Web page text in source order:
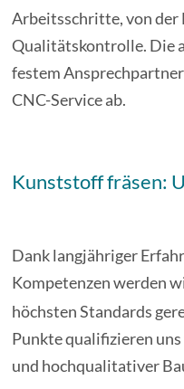
Arbeitsschritte, von der
Qualitätskontrolle. Die
festem
CNC-Service ab.
Kunststoff fräsen:
Dank langjähriger
Kompetenzen werden
höchsten Standards
Punkte qualifizieren
und hochqualitativer